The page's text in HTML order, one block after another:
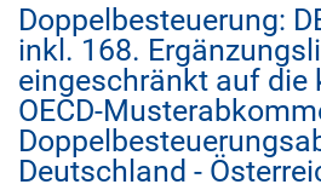
Doppelbesteuerung:
inkl. 168.
eingeschränkt auf die
OECD-
Deutschland -